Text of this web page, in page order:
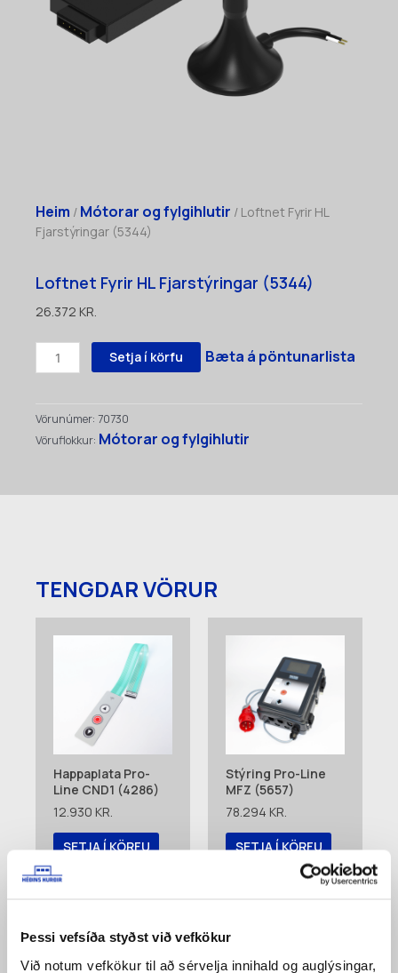
Þessi vefsíða styðst við vefkökur
Við notum vefkökur til að sérvelja innihald og auglýsingar,
Heim / Mótorar og fylgihlutir / Loftnet Fyrir HL
Fjarstýringar (5344)
Loftnet Fyrir HL Fjarstýringar (5344)
26.372 KR.
Loftnet
Fyrir
quantity
Setja í körfu Bæta á pöntunarlista
Vörunúmer: 70730
Vöruflokkur: Mótorar og fylgihlutir
TENGDAR VÖRUR
Happaplata Pro-
Line CND1 (4286)
12.930 KR.
SETJA Í KÖRFU
Bæta á
Stýring Pro-Line
MFZ (5657)
78.294 KR.
SETJA Í KÖRFU